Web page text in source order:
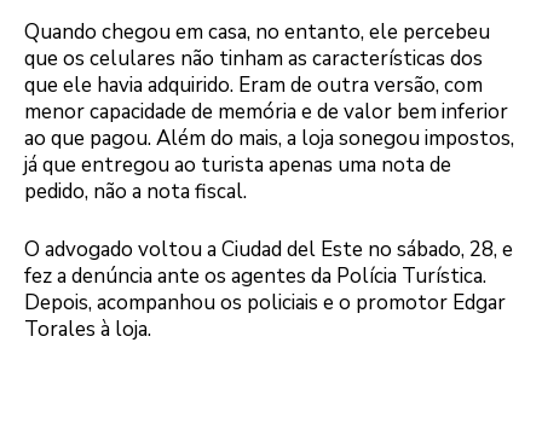
Quando chegou em casa, no entanto, ele percebeu
que os celulares não tinham as características dos
que ele havia adquirido. Eram de outra versão, com
menor capacidade de memória e de valor bem inferior
ao que pagou. Além do mais, a loja sonegou impostos,
já que entregou ao turista apenas uma nota de
pedido, não a nota fiscal.
O advogado voltou a Ciudad del Este no sábado, 28, e
fez a denúncia ante os agentes da Polícia Turística.
Depois, acompanhou os policiais e o promotor Edgar
Torales à loja.